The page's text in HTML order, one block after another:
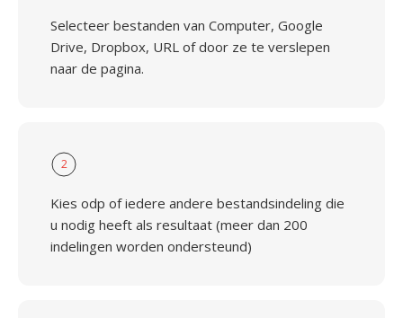
Selecteer bestanden van Computer, Google
Drive, Dropbox, URL of door ze te verslepen
naar de pagina.
2
Kies odp of iedere andere bestandsindeling die
u nodig heeft als resultaat (meer dan 200
indelingen worden ondersteund)